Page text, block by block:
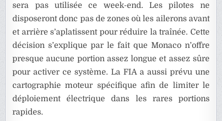
sera pas utilisée ce week-end. Les pilotes ne
disposeront donc pas de zones où les ailerons avant
et arrière s’aplatissent pour réduire la traînée. Cette
décision s’explique par le fait que Monaco n’offre
presque aucune portion assez longue et assez sûre
pour activer ce système. La FIA a aussi prévu une
cartographie moteur spécifique afin de limiter le
déploiement électrique dans les rares portions
rapides.